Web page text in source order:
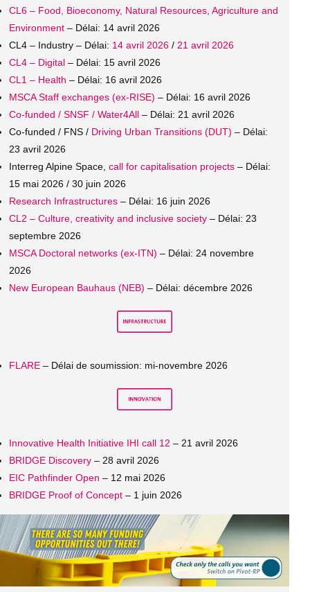
CL6 – Food, Bioeconomy, Natural Resources, Agriculture and
Environment – Délai: 14 avril 2026
CL4 – Industry – Délai: 14 avril 2026 / 21 avril 2026
CL4 – Digital – Délai: 15 avril 2026
CL1 – Health – Délai: 16 avril 2026
MSCA Staff exchanges (ex-RISE) – Délai: 16 avril 2026
Co-funded / SNSF / Water4All – Délai: 21 avril 2026
Co-funded / FNS / Driving Urban Transitions (DUT) – Délai:
23 avril 2026
Interreg Alpine Space, call for capitalisation projects – Délai:
15 mai 2026 / 30 juin 2026
Research Infrastructures – Délai: 16 juin 2026
CL2 – Culture, creativity and inclusive society – Délai: 23
septembre 2026
MSCA Doctoral networks (ex-ITN) – Délai: 24 novembre
2026
New European Bauhaus (NEB) – Délai: décembre 2026
FLARE – Délai de soumission: mi-novembre 2026
Innovative Health Initiative IHI call 12 – 21 avril 2026
BRIDGE Discovery – 28 avril 2026
EIC Pathfinder Open – 12 mai 2026
BRIDGE Proof of Concept – 1 juin 2026